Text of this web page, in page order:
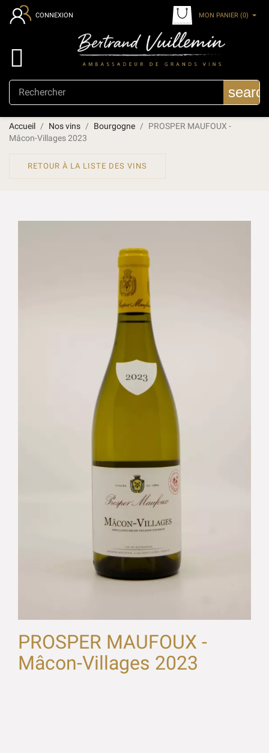
CONNEXION MON PANIER (0)

Accueil Nos vins Bourgogne
PROSPER MAUFOUX -
Mâcon-Villages 2023
RETOUR À LA LISTE DES VINS
PROSPER MAUFOUX -
Mâcon-Villages 2023